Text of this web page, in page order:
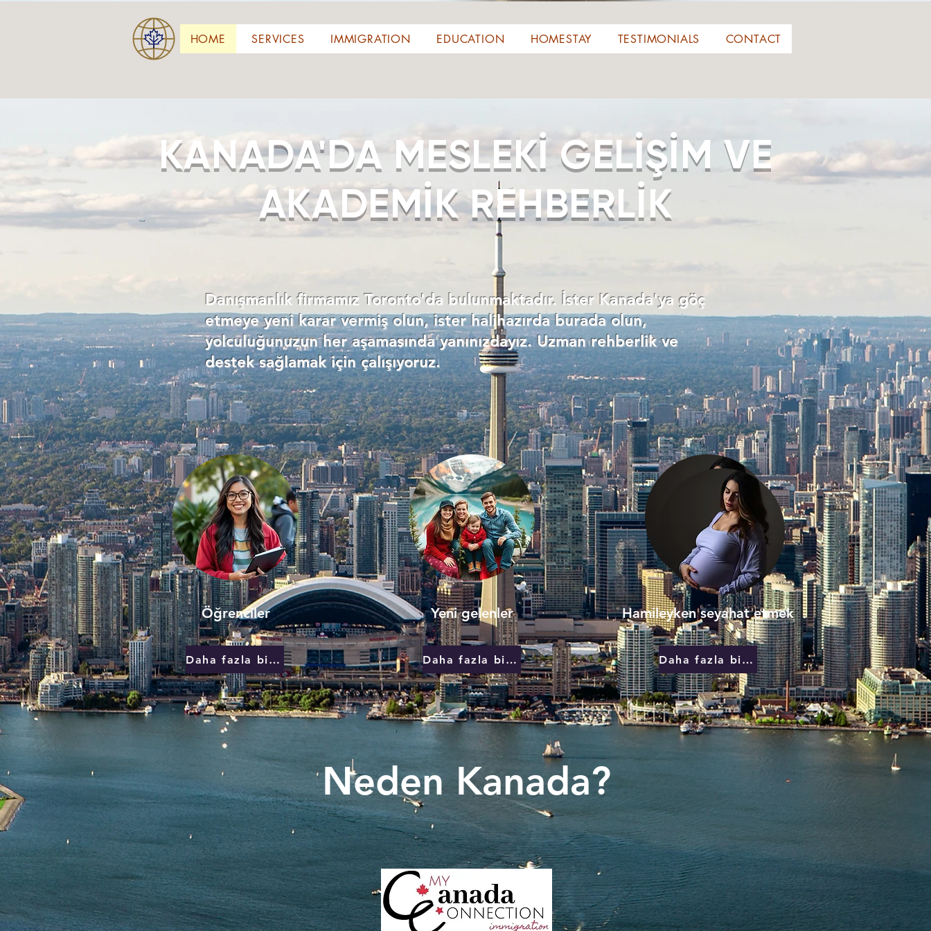
HOME SERVICES IMMIGRATION EDUCATION HOMESTAY TESTIMONIALS CONTACT
KANADA'DA MESLEKİ GELİŞİM VE
AKADEMİK REHBERLİK
Danışmanlık firmamız Toronto'da bulunmaktadır. İster Kanada'ya göç
etmeye yeni karar vermiş olun, ister halihazırda burada olun,
yolculuğunuzun her aşamasında yanınızdayız. Uzman rehberlik ve
destek sağlamak için çalışıyoruz.
Öğrenciler
Daha fazla bilgi edin
Yeni gelenler
Daha fazla bilgi edin
Hamileyken seyahat etmek
Daha fazla bilgi edin
Neden Kanada?